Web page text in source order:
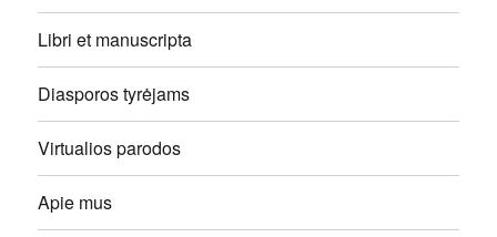
Libri et manuscripta
Diasporos tyrėjams
Virtualios parodos
Apie mus